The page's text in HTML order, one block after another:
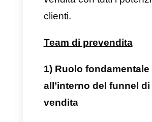
prevendita che di
questo con voi:
Team di vendita